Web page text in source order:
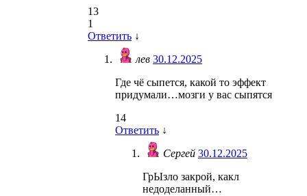
13
1
Ответить ↓
лев 30.12.2025
Где чё сыпется, какой то эффект
придумали…мозги у вас сыпятся
14
Ответить ↓
Сергей 30.12.2025
ГрЫзло закрой, какл
недоделанный…